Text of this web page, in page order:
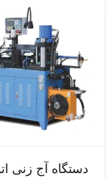
دستگاه آج زنی